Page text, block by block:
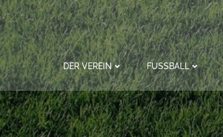
Zum
Inhalt
springen
DER VEREIN FUSSBALL